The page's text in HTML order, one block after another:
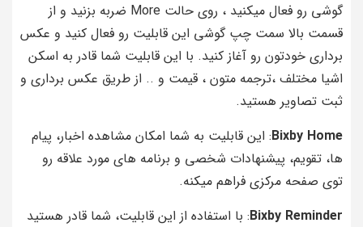
گوشی رو فعال میکنید ، روی حالت More ضربه بزنید و از
قسمت بالا سمت چپ گوشی این قابلیت رو فعال کنید و عکس
برداری خودتون رو آغاز کنید. با این قابلیت شما قادر به اسکن
اشیا مختلف ،ترجمه متون ، قیمت و .. از طریق عکس برداری و
ثبت تصاویر هستید.
Bixby Home: این قابلیت به شما امکان مشاهده اخبار، پیام‌
ها، تقویم، پیشنهادات شخصی و برنامه‌ های مورد علاقه رو
توی صفحه مرکزی فراهم میکنه.
Bixby Reminder: با استفاده از این قابلیت، شما قادر هستید